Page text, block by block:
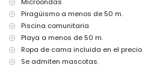
Moraira, Costa Blanca
bar (a menos de 500 metros de la
paseo marítimo (El Portet) (a menos
Lugares de interés y cultura en
Microondas
Piragüismo a menos de 50 m.
Piscina comunitaria
Playa a menos de 50 m.
Ropa de cama incluida en el precio
Se admiten mascotas.